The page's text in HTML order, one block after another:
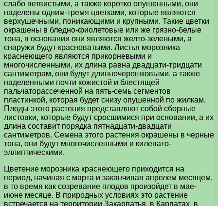
слабо ветвистыми, а также коротко опушенными, они
наделены одним-тремя цветками, которые являются
верхушечными, поникающими и крупными. Такие цветки
окрашены в бледно-фиолетовые или же грязно-белые
тона, в основании они являются желто-зелеными, а
снаружи будут красноватыми. Листья морозника
краснеющего являются прикорневыми и
многочисленными, их длина равна двадцати-тридцати
сантиметрам, они будут длинночерешковыми, а также
наделенными почти кожистой и блестящей
пальчаторассеченной на пять-семь сегментов
пластинкой, которая будет снизу опушенной по жилкам.
Плоды этого растения представляют собой сборные
листовки, которые будут сросшимися при основании, а их
длина составит порядка пятнадцати-двадцати
сантиметров. Семена этого растения окрашены в черные
тона, они будут многочисленными и килевато-
эллиптическими.
Цветение морозника краснеющего приходится на
период, начиная с марта и заканчивая апрелем месяцем,
в то время как созревание плодов произойдет в мае-
июне месяце. В природных условиях это растение
встречается на территории Закарпатья, в Карпатах, в